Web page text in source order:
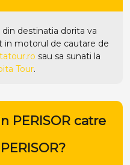
destinatia dorita va
in motorul de cautare de
sau sa sunati la
Tour.
PERISOR catre